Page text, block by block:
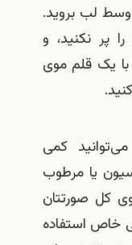
لب بروید.
پر نکنید، و
یک قلم موی
.
کمی
یا مرطوب
کل صورتتان
خاص استفاده